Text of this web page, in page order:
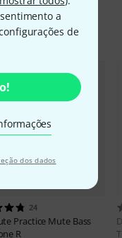
a
de
dos dados
24
Practice Mute Bass
R